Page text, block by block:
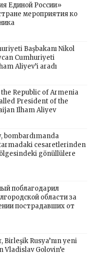
Единой России»
мероприятия ко
Başbakanı Nikol
Cumhuriyeti
Aliyev’i aradı
Republic of Armenia
President of the
Ilham Aliyev
bombardımanda
cesaretlerinden
gönüllülere
поблагодарил
области за
пострадавших от
Birleşik Rusya’nın yeni
Vladislav Golovin’e